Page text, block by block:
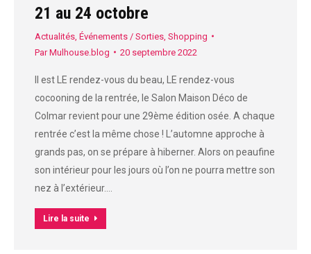
21 au 24 octobre
Actualités Événements / Sorties Shopping
ParMulhouse.blog 20 septembre 2022
Il est LE rendez-vous du beau, LE rendez-vous
cocooning de la rentrée, le Salon Maison Déco de
Colmar revient pour une 29ème édition osée. A chaque
rentrée c’est la même chose ! L’automne approche à
grands pas, on se prépare à hiberner. Alors on peaufine
son intérieur pour les jours où l’on ne pourra mettre son
nez à l’extérieur.…
Lire la suite